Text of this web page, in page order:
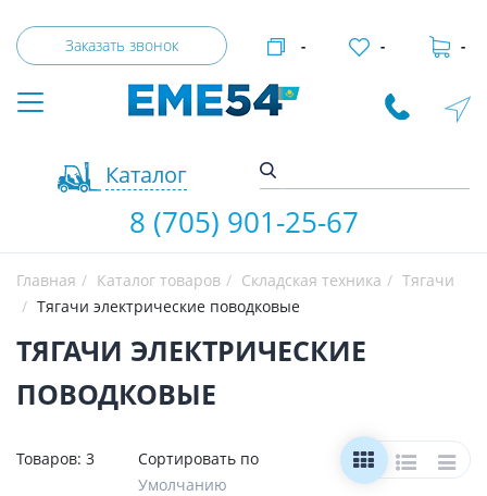
Заказать звонок
Каталог
- - -
8 (705) 901-25-67
Главная Каталог товаров Складская техника
Тягачи
Тягачи электрические поводковые
ТЯГАЧИ ЭЛЕКТРИЧЕСКИЕ
ПОВОДКОВЫЕ
Товаров: 3
Сортировать по
Умолчанию